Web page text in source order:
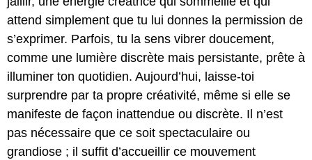
attend simplement que tu lui donnes la permission de
s’exprimer. Parfois, tu la sens vibrer doucement,
comme une lumière discrète mais persistante, prête à
illuminer ton quotidien. Aujourd’hui, laisse-toi
surprendre par ta propre créativité, même si elle se
manifeste de façon inattendue ou discrète. Il n’est
pas nécessaire que ce soit spectaculaire ou
grandiose ; il suffit d’accueillir ce mouvement